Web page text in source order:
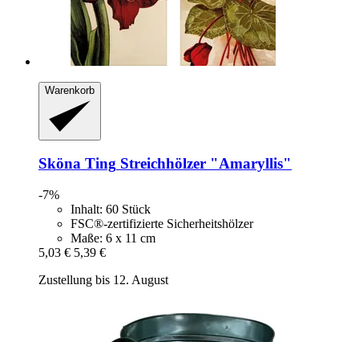
Warenkorb
Sköna Ting Streichhölzer "Amaryllis"
-7%
Inhalt: 60 Stück
FSC®-zertifizierte Sicherheitshölzer
Maße: 6 x 11 cm
5,03 € 5,39 €
Zustellung bis 12. August